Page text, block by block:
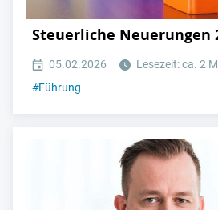
Steuerliche Neuerungen
05.02.2026
Lesezeit: ca. 2
#Führung